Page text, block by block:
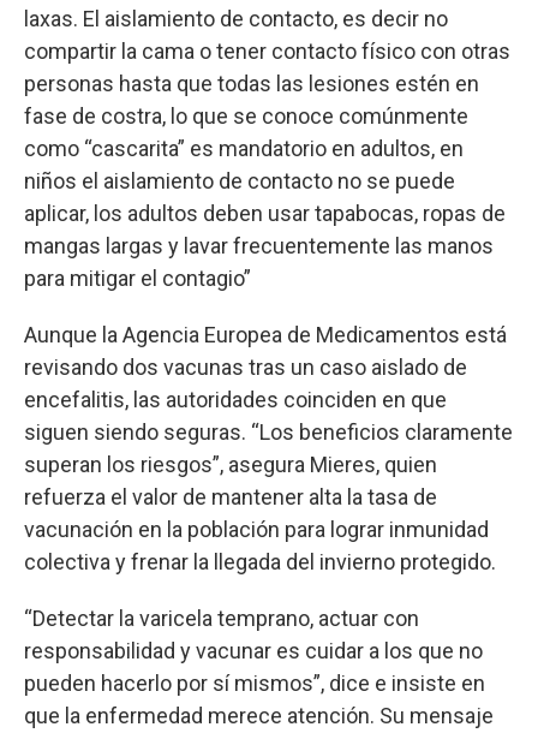
laxas. El aislamiento de contacto, es decir no
compartir la cama o tener contacto físico con otras
personas hasta que todas las lesiones estén en
fase de costra, lo que se conoce comúnmente
como “cascarita” es mandatorio en adultos, en
niños el aislamiento de contacto no se puede
aplicar, los adultos deben usar tapabocas, ropas de
mangas largas y lavar frecuentemente las manos
para mitigar el contagio”
Aunque la Agencia Europea de Medicamentos está
revisando dos vacunas tras un caso aislado de
encefalitis, las autoridades coinciden en que
siguen siendo seguras. “Los beneficios claramente
superan los riesgos”, asegura Mieres, quien
refuerza el valor de mantener alta la tasa de
vacunación en la población para lograr inmunidad
colectiva y frenar la llegada del invierno protegido.
“Detectar la varicela temprano, actuar con
responsabilidad y vacunar es cuidar a los que no
pueden hacerlo por sí mismos”, dice e insiste en
que la enfermedad merece atención. Su mensaje